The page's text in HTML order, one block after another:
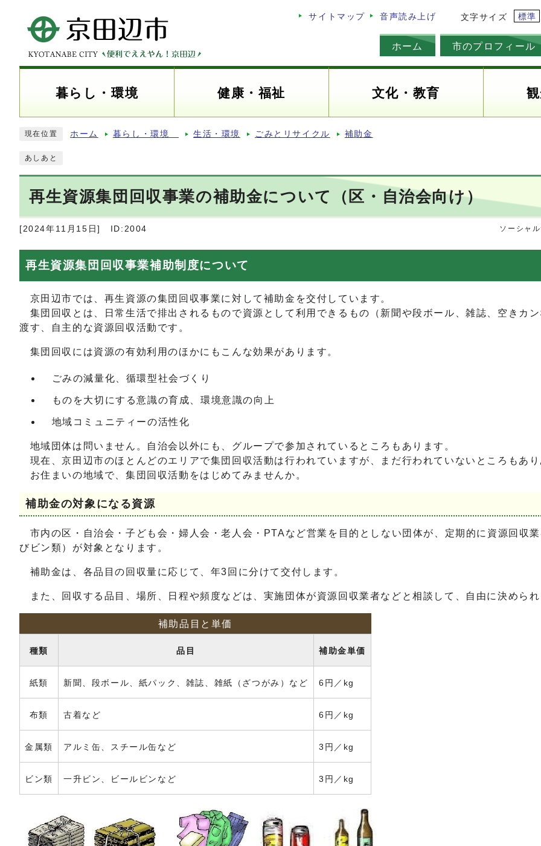
サイトマップ 音声読み上げ 文字サイズ 標準
ホーム 市のプロフィール
暮らし・環境 健康・福祉 文化・教育
現在位置 ホーム 暮らし・環境 生活・環境 ごみとリサイクル 補助金
あしあと
再生資源集団回収事業の補助金について（区・自治会向け）
[2024年11月15日] ID:2004 ソーシャ
再生資源集団回収事業補助制度について
京田辺市では、再生資源の集団回収事業に対して補助金を交付しています。
集団回収とは、日常生活で排出されるもので資源として利用できるもの（新聞や段ボール、雑誌、空きカ
渡す、自主的な資源回収活動です。
集団回収には資源の有効利用のほかにもこんな効果があります。
ごみの減量化、循環型社会づくり
ものを大切にする意識の育成、環境意識の向上
地域コミュニティーの活性化
地域団体は問いません。自治会以外にも、グループで参加されているところもあります。
現在、京田辺市のほとんどのエリアで集団回収活動は行われていますが、まだ行われていないところもあ
お住まいの地域で、集団回収活動をはじめてみませんか。
補助金の対象になる資源
市内の区・自治会・子ども会・婦人会・老人会・PTAなど営業を目的としない団体が、定期的に資源回収
びビン類）が対象となります。
補助金は、各品目の回収量に応じて、年3回に分けて交付します。
また、回収する品目、場所、日程や頻度などは、実施団体が資源回収業者などと相談して、自由に決めら
補助品目と単価
種類 品目 補助金単価
紙類 新聞、段ボール、紙パック、雑誌、雑紙（ざつがみ）など 6円／kg
布類 古着など 6円／kg
金属類 アルミ缶、スチール缶など 3円／kg
ビン類 一升ビン、ビールビンなど 3円／kg